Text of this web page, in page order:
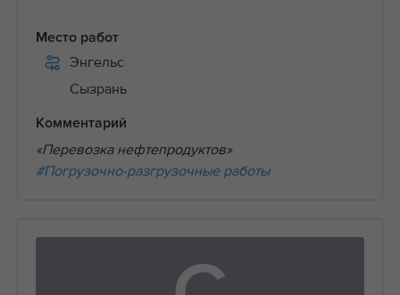
Место работ
Энгельс
Сызрань
Комментарий
«Перевозка нефтепродуктов»
#Погрузочно-разгрузочные работы